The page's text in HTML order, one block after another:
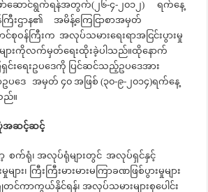
ောင်ရွက်ရန်အတွက်(၂၆-၄-၂၀၁၂) ရက်နေ့
းဌာန၏ အမိန့်ကြေငြာစာအမှတ်
င်စုဝန်ကြီးက အလုပ်သမားရေးရာအငြင်းပွားမှု
ေများကိုလက်မှတ်ရေးထိုးခဲ့ပါသည်။ထိုနောက်
င်းရေးဥပဒေကို ပြင်ဆင်သည့်ဥပဒေအား
ဒေ အမှတ် ၄၀ အဖြစ် (၃၀-၉-၂၀၁၄)ရက်နေ့
ည်။
ပုံအဆင့်ဆင့်
စက်ရုံ၊ အလုပ်ရုံများတွင် အလုပ်ရှင်နှင့်
ား၊ ကြီးကြီးမားမားမကြာခဏဖြစ်ပွားမှုများ
င်ကာကွယ်နိုင်ရန်၊ အလုပ်သမားများစုပေါင်း